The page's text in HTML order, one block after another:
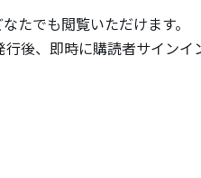
たでも閲覧いただけます。
後、即時に購読者サインイ